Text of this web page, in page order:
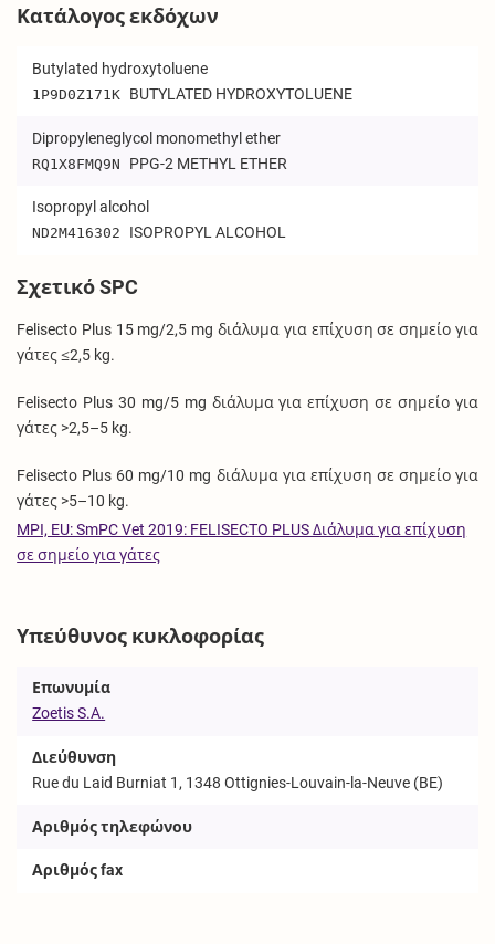
Κατάλογος εκδόχων
Butylated hydroxytoluene
1P9D0Z171K BUTYLATED HYDROXYTOLUENE
Dipropyleneglycol monomethyl ether
RQ1X8FMQ9N PPG-2 METHYL ETHER
Isopropyl alcohol
ND2M416302 ISOPROPYL ALCOHOL
Σχετικό SPC
Felisecto Plus 15 mg/2,5 mg διάλυμα για επίχυση σε σημείο για
γάτες ≤2,5 kg.
Felisecto Plus 30 mg/5 mg διάλυμα για επίχυση σε σημείο για
γάτες >2,5–5 kg.
Felisecto Plus 60 mg/10 mg διάλυμα για επίχυση σε σημείο για
γάτες >5–10 kg.
MPI, EU: SmPC Vet 2019: FELISECTO PLUS Διάλυμα για επίχυση
σε σημείο για γάτες
Υπεύθυνος κυκλοφορίας
Επωνυμία
Zoetis S.A.
Διεύθυνση
Rue du Laid Burniat 1, 1348 Ottignies-Louvain-la-Neuve (BE)
Αριθμός τηλεφώνου
Αριθμός fax